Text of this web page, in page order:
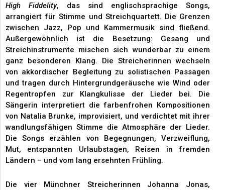
High Fiddelity, das sind englischsprachige Songs,
arrangiert für Stimme und Streichquartett. Die Grenzen
zwischen Jazz, Pop und Kammermusik sind fließend.
Außergewöhnlich ist die Besetzung: Gesang und
Streichinstrumente mischen sich wunderbar zu einem
ganz besonderen Klang. Die Streicherinnen wechseln
von akkordischer Begleitung zu solistischen Passagen
und tragen durch Hintergrundgeräusche wie Wind oder
Regentropfen zur Klangkulisse der Lieder bei. Die
Sängerin interpretiert die farbenfrohen Kompositionen
von Natalia Brunke, improvisiert, und verdichtet mit ihrer
wandlungsfähigen Stimme die Atmosphäre der Lieder.
Die Songs erzählen von Begegnungen, Verzweiflung,
Mut, entspannten Urlaubstagen, Reisen in fremden
Ländern – und vom lang ersehnten Frühling.
Die vier Münchner Streicherinnen Johanna Jonas,